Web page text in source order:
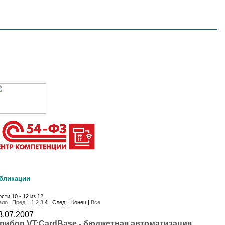
10 - 12 из 12
| Пред. | 1 2 3 4 | След. | Конец | Все